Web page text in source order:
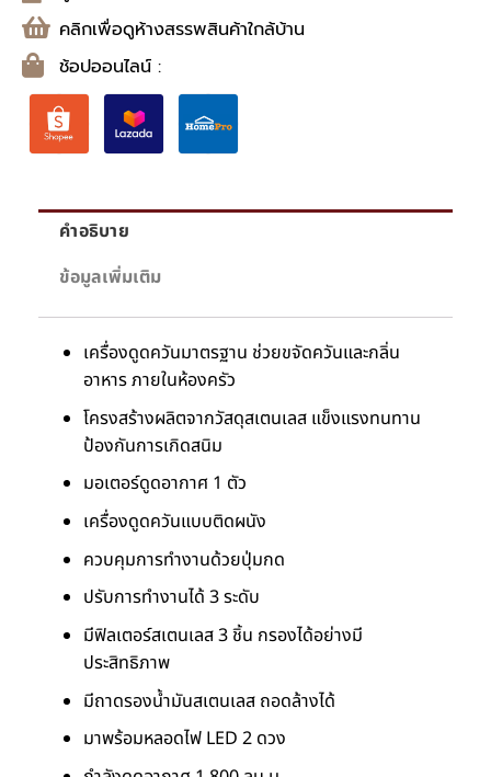
คลิกเพื่อดูห้างสรรพสินค้าใกล้บ้าน
ช้อปออนไลน์ :
คำอธิบาย
ข้อมูลเพิ่มเติม
เครื่องดูดควันมาตรฐาน ช่วยขจัดควันและกลิ่น
อาหาร ภายในห้องครัว
โครงสร้างผลิตจากวัสดุสเตนเลส แข็งแรงทนทาน
ป้องกันการเกิดสนิม
มอเตอร์ดูดอากาศ 1 ตัว
เครื่องดูดควันแบบติดผนัง
ควบคุมการทำงานด้วยปุ่มกด
ปรับการทำงานได้ 3 ระดับ
มีฟิลเตอร์สเตนเลส 3 ชิ้น กรองได้อย่างมี
ประสิทธิภาพ
มีถาดรองน้ำมันสเตนเลส ถอดล้างได้
มาพร้อมหลอดไฟ LED 2 ดวง